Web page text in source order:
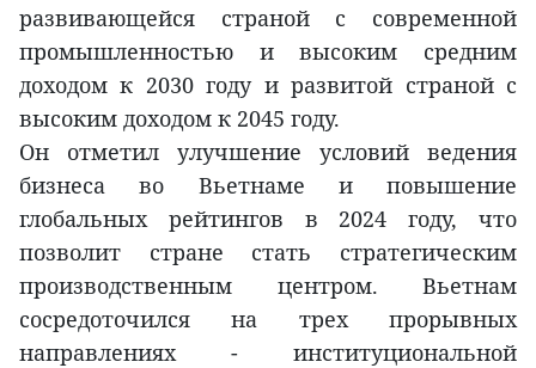
развивающейся страной с современной
промышленностью и высоким средним
доходом к 2030 году и развитой страной с
высоким доходом к 2045 году.
Он отметил улучшение условий ведения
бизнеса во Вьетнаме и повышение
глобальных рейтингов в 2024 году, что
позволит стране стать стратегическим
производственным центром. Вьетнам
сосредоточился на трех прорывных
направлениях - институциональной